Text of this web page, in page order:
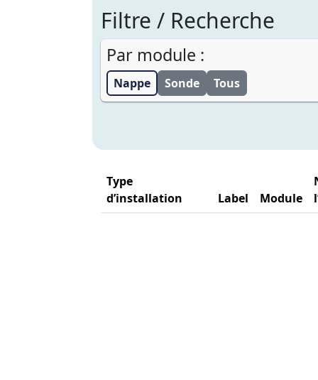
Filtre / Recherche
Par module :
Nappe Sonde Tous
Type
d’installation
Label Module